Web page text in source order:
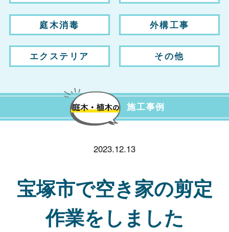
庭木消毒 外構工事
エクステリア その他
施工事例
2023.12.13
宝塚市で空き家の剪定
作業をしました